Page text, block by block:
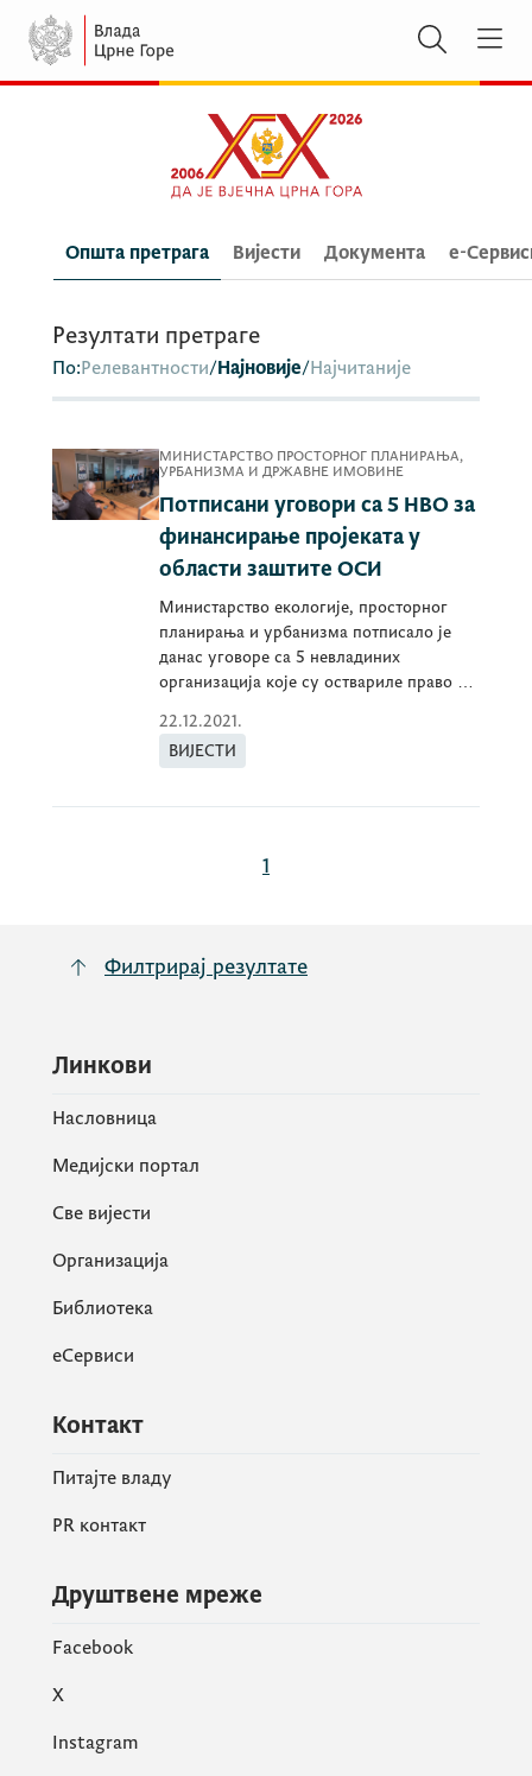
Општа претрага Вијести Документа e-
Резултати претраге
По:Релевантности/Најновије/Најчитаније
МИНИСТАРСТВО ПРОСТОРНОГ ПЛАНИРАЊА,
УРБАНИЗМА И ДРЖАВНЕ ИМОВИНЕ
Потписани уговори са 5 НВО за
финансирање пројеката у
области заштите ОСИ
Министарство екологије, просторног
планирања и урбанизма потписало је
данас уговоре са 5 невладиних
организација које су оствариле право на
22.12.2021.
ВИЈЕСТИ
1
Филтрирај резултате
Линкови
Насловница
Медијски портал
Све вијести
Организација
Библиотека
еСервиси
Контакт
Питајте владу
PR контакт
Друштвене мреже
Facebook
X
Instagram